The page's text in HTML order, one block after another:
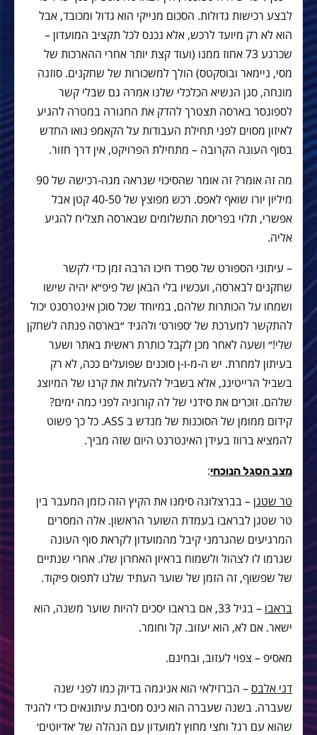
לבצע רכישות גדולות. הסכום מנייקי הוא גדול ומכובד, אבל
הוא לא רק מיועד לרכש, אלא נכנס לכל תקציב המועדון –
שכרגע 73 אחוז ממנו (ועוד קצת יותר אחרי ההארכות של
מסי, ניימאר ובוסקטס) הולך למשכורות של שחקנים. סוזנה
מונחה, סגן הנשיא הכלכלי שלנו אמרה גם שבלי קשר
לספונסר בארסה תצטרך להדק את החגורה במטרה להגיע
לאיזון מסוים לפני תחילת העבודות על הקאמפ נואו החדש
בסוף העונה הקרובה – מתחילת הפרויקט, אין דרך חזור.
מה זה אומר? זה אומר שהסיכוי שנראה מגה-רכישה של 90
מיליון יורו שואף לאפס. רכש מפוצץ של 40-50 קטן אבל
אפשרי, תלוי בפריסת התשלומים שבארסה תצליח להגיע
אליה.
– עיתוני הספורט של ספרד חיכו הרבה זמן כדי לקשר
שחקנים לבארסה, ועכשיו בלי הבאן של פיפ״א יהיה שישו
ושמחו על הכותרות שלהם, במיוחד שכל סוכן אינטרסנט יכול
להתקשר למערכת של ׳ספורט׳ ולהגיד ״בארסה פנתה לשחקן
שלי!״ ושעה לאחר מכן לקבל כותרת ראשית באתר ושער
בעיתון למחרת. יש ה-מ-ו-ן סוכנים שפועלים ככה, לא רק
בשביל הרייטינג, אלא בשביל להעלות את קרנו של המיוצג
שלהם. זוכרים את סידני של לה קורוניה לפני כמה ימים?
קידום ממומן של הסוכנות של מנדש ב ASS. כל כך פשוט
להמציא ברווז בעידן האינטרנט היום שזה מביך.
מצב הסגל הנוכחי:
טר שטגן– בברצלונה סימנו את הקיץ הזה כזמן המעבר בין
טר שטגן לבראבו בעמדת השוער הראשון. אלה המסרים
המרגיעים שהגרמני קיבל מהמועדון לקראת סוף העונה
שגרמו לו לצהול ולשמוח בראיון האחרון שלו. אחרי שנתיים
של שפשוף, זה הזמן של שוער העתיד שלנו לתפוס פיקוד.
בראבו
– בגיל 33, אם בראבו יסכים להיות שוער משנה, הוא
ישאר. אם לא, הוא יעזוב. קל וחומר.
מאסיפ – צפוי לעזוב, ובחינם.
דני אלבס– הברזילאי הוא אניגמה בדיוק כמו לפני שנה
שעברה. בשנה שעברה הוא כינס מסיבת עיתונאים כדי להגיד
שהוא עם רגל וחצי מחוץ למועדון עם הנהלה של ׳אדיוטים׳